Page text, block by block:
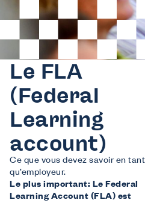
Nous offrons
Formations
Formations gratuites adaptées aux
Soutien financier
Demandez des subsides à Co-valent
Conseil
Nous informons
Sur nous
FAQ
Contact
Inspiration du secteur
Le FLA
(Federal
Learning
account)
Ce que vous devez savoir en tant
qu’employeur.
Le plus important: Le Federal
Learning Account (FLA) est